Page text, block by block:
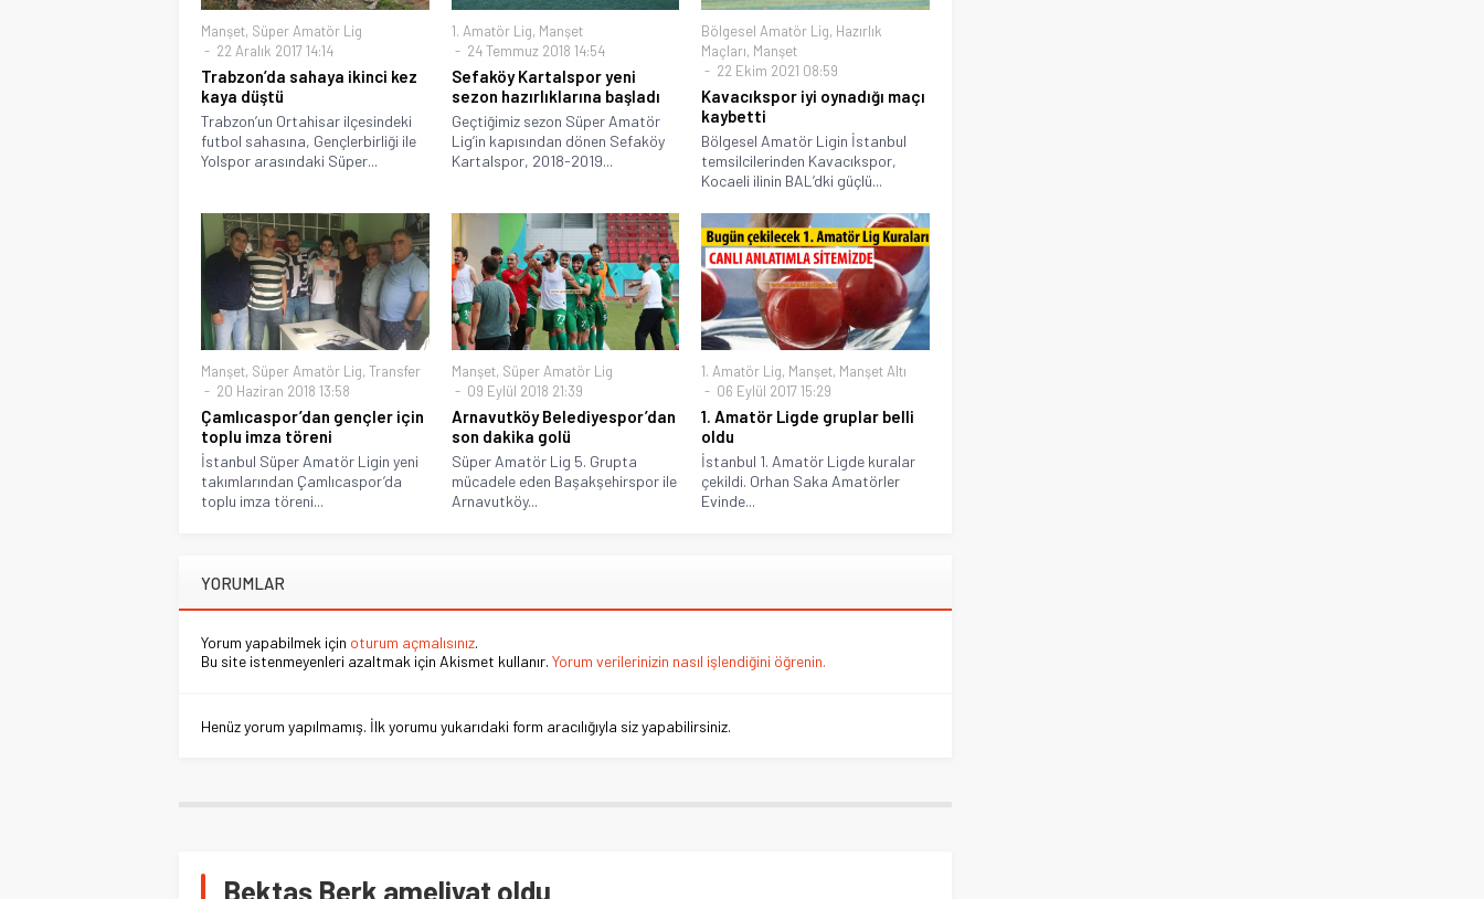
Manşet, Süper Amatör Lig
22 Aralık 2017 14:14
Trabzon’da sahaya ikinci kez
kaya düştü
Trabzon’un Ortahisar ilçesindeki
futbol sahasına, Gençlerbirliği ile
Yolspor arasındaki Süper...
1. Amatör Lig, Manşet
24 Temmuz 2018 14:54
Sefaköy Kartalspor yeni
sezon hazırlıklarına başladı
Geçtiğimiz sezon Süper Amatör
Lig’in kapısından dönen Sefaköy
Kartalspor, 2018-2019...
Bölgesel Amatör Lig, Hazırlık
Maçları, Manşet
22 Ekim 2021 08:59
Kavacıkspor iyi oynadığı maçı
kaybetti
Bölgesel Amatör Ligin İstanbul
temsilcilerinden Kavacıkspor,
Kocaeli ilinin BAL’dki güçlü...
Manşet, Süper Amatör Lig, Transfer
20 Haziran 2018 13:58
Çamlıcaspor’dan gençler için
toplu imza töreni
İstanbul Süper Amatör Ligin yeni
takımlarından Çamlıcaspor’da
toplu imza töreni...
Manşet, Süper Amatör Lig
09 Eylül 2018 21:39
Arnavutköy Belediyespor’dan
son dakika golü
Süper Amatör Lig 5. Grupta
mücadele eden Başakşehirspor ile
Arnavutköy...
1. Amatör Lig, Manşet, Manşet Altı
06 Eylül 2017 15:29
1. Amatör Ligde gruplar belli
oldu
İstanbul 1. Amatör Ligde kuralar
çekildi. Orhan Saka Amatörler
Evinde...
YORUMLAR
Yorum yapabilmek için oturum açmalısınız.
Bu site istenmeyenleri azaltmak için Akismet kullanır. Yorum verilerinizin nasıl işlendiğini öğrenin.
Henüz yorum yapılmamış. İlk yorumu yukarıdaki form aracılığıyla siz yapabilirsiniz.
Bektaş Berk ameliyat oldu